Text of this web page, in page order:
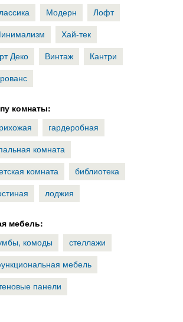
Модерн
Лофт
Хай-тек
Деко
Винтаж
Кантри
комнаты:
гардеробная
комната
комната
библиотека
лоджия
мебель:
комоды
стеллажи
мебель
панели